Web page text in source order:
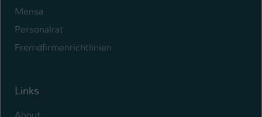
Mensa
Personalrat
Fremdfirmenrichtlinien
Links